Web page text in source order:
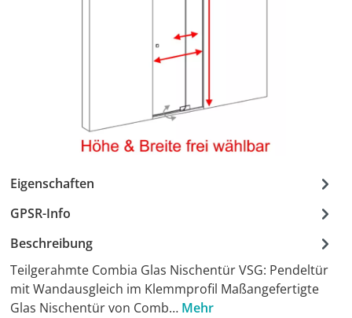
Eigenschaften
GPSR-Info
Beschreibung
Teilgerahmte Combia Glas Nischentür VSG: Pendeltür
mit Wandausgleich im Klemmprofil Maßangefertigte
Glas Nischentür von Comb… Mehr